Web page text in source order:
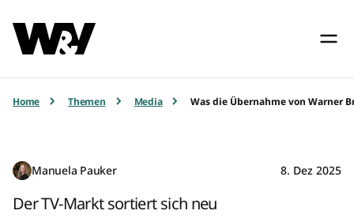
Home Themen Media Was die Übernahme von Warner
Manuela Pauker 8. Dez 2025
Der TV-Markt sortiert sich neu